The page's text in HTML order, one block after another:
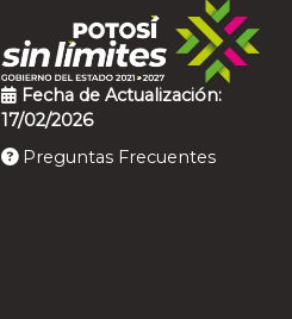
Fecha de Actualización:
17/02/2026
Preguntas Frecuentes